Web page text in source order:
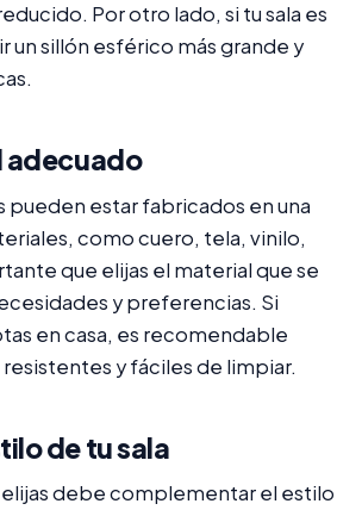
Por otro lado, si tu sala es
un sillón esférico más grande y
adecuado
pueden estar fabricados en una
como cuero, tela, vinilo,
que elijas el material que se
y preferencias. Si
en casa, es recomendable
y fáciles de limpiar.
de tu sala
debe complementar el estilo